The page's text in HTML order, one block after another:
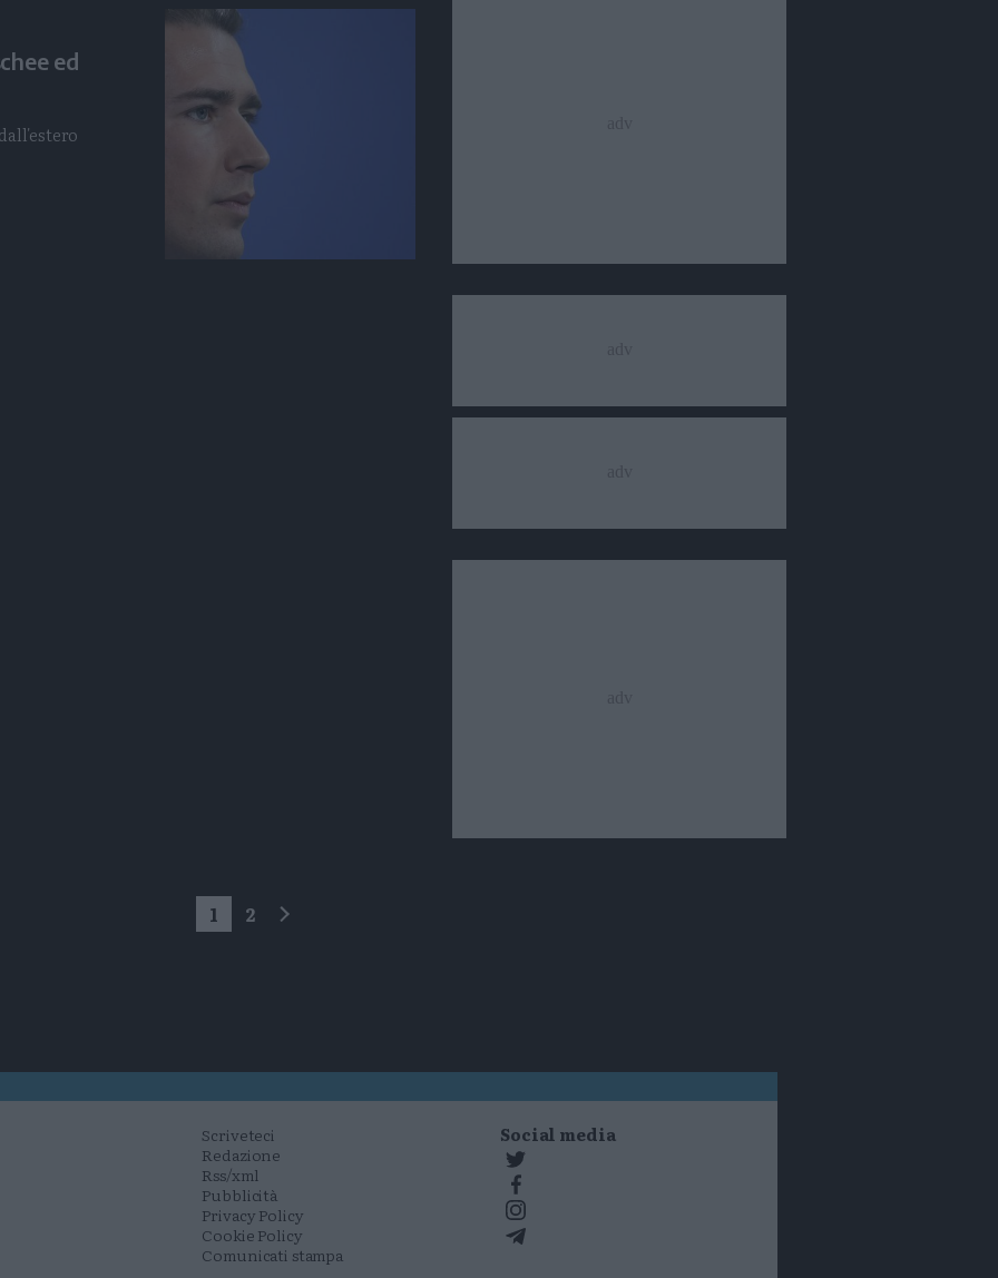
ed
1 2
Scriveteci
Redazione
Rss/xml
Pubblicità
Privacy Policy
Cookie Policy
Comunicati stampa
Social media